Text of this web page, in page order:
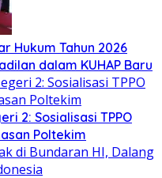
Hukum Tahun 2026
dalam KUHAP Baru
2: Sosialisasi TPPO
Poltekim